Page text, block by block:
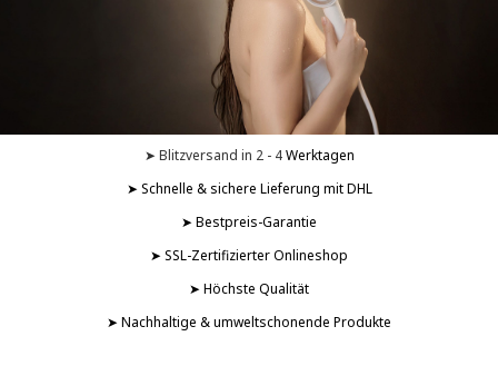
➤ Blitzversand in 2 - 4Werktagen
➤ Schnelle & sichere Lieferung mit DHL
➤ Bestpreis-Garantie
➤ SSL-Zertifizierter Onlineshop
➤ Höchste Qualität
➤ Nachhaltige & umweltschonende Produkte